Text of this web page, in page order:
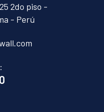
2do piso -
- Perú